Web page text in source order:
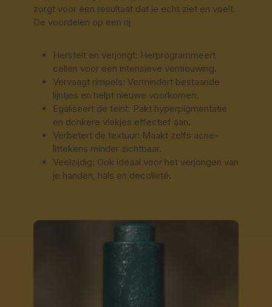
zorgt voor een resultaat dat je echt ziet en voelt.
De voordelen op een rij
Herstelt en verjongt: Herprogrammeert
cellen voor een intensieve vernieuwing.
Vervaagt rimpels: Vermindert bestaande
lijntjes en helpt nieuwe voorkomen.
Egaliseert de teint: Pakt hyperpigmentatie
en donkere vlekjes effectief aan.
Verbetert de textuur: Maakt zelfs acne-
littekens minder zichtbaar.
Veelzijdig: Ook ideaal voor het verjongen van
je handen, hals en decolleté.